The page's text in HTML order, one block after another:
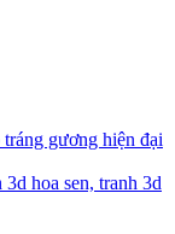
tráng gương hiện đại
hoa sen, tranh 3d